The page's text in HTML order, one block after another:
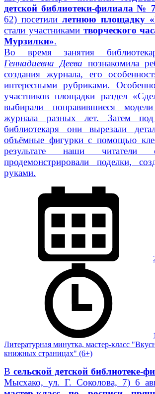
детской библиотеки-филиала № 7
62) посетили летнюю площадку
стали участниками творческого
Мурзилки».
Во время занятия
Геннадиевна Деева познакомила
создания журнала, его
интересными рубриками. Особенно
участников площадки раздел
выбирали понравившиеся
журнала разных лет. Затем под
библиотекаря они вырезали
объёмные фигурки с помощью
результате наши читатели
продемонстрировали поделки,
руками.
Литературная минутка, мастер-класс
книжных страницах" (6+)
В сельской детской библиотеке-
Мысхако, ул. Г. Соколова, 7) 6